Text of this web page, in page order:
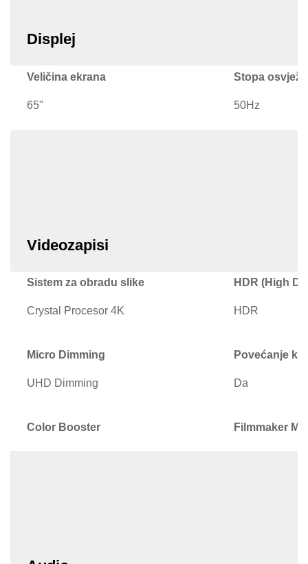
Displej
Veličina ekrana
65"
Stopa
50Hz
Videozapisi
Sistem za obradu slike
Crystal Procesor 4K
HDR (High
HDR
Micro Dimming
UHD Dimming
Povećanje
Da
Color Booster Filmmaker